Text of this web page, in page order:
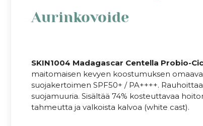
Aurinkovoide
SKIN1004 Madagascar Centella Probio-
maitomaisen kevyen koostumuksen
suojakertoimen SPF50+ / PA++++.
suojamuuria. Sisältää 74% kosteuttavaa
tahmeutta ja valkoista kalvoa (white cast).